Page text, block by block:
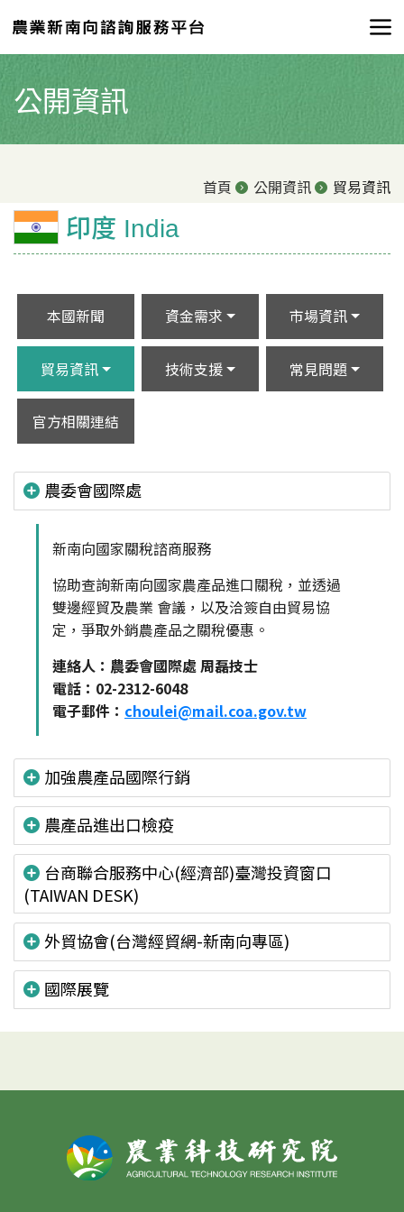
公開資訊
首頁 公開資訊 貿易資訊
印度 India
本國新聞 資金需求 市場資訊
貿易資訊 技術支援 常見問題
官方相關連結
農委會國際處
新南向國家關稅諮商服務
協助查詢新南向國家農產品進口關稅，並透過
雙邊經貿及農業 會議，以及洽簽自由貿易協
定，爭取外銷農產品之關稅優惠。
連絡人：農委會國際處 周磊技士
電話：02-2312-6048
電子郵件： choulei@mail.coa.gov.tw
加強農產品國際行銷
農產品進出口檢疫
台商聯合服務中心(經濟部)臺灣投資窗口
(TAIWAN DESK)
外貿協會(台灣經貿網-新南向專區)
國際展覽